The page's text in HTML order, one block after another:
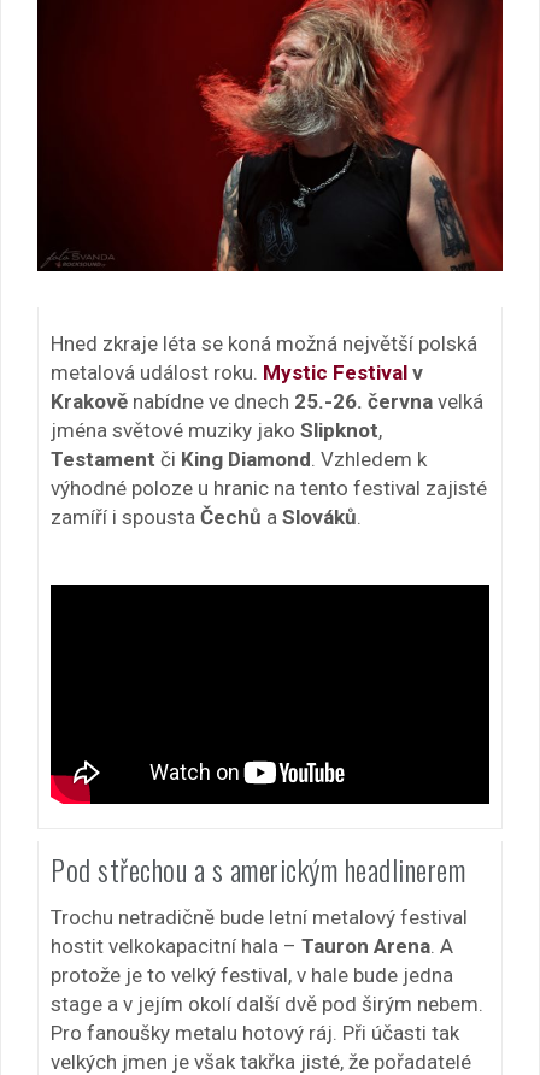
Hned zkraje léta se koná možná největší polská
metalová událost roku. Mystic Festival v
Krakově nabídne ve dnech 25.-26. června velká
jména světové muziky jako Slipknot,
Testament či King Diamond . Vzhledem k
výhodné poloze u hranic na tento festival zajisté
zamíří i spousta Čechů a Slováků
Pod střechou a s americkým headlinerem
Trochu netradičně bude letní metalový festival
hostit velkokapacitní hala – Tauron Arena . A
protože je to velký festival, v hale bude jedna
stage a v jejím okolí další dvě pod širým nebem.
Pro fanoušky metalu hotový ráj. Při účasti tak
velkých jmen je však takřka jisté, že pořadatelé